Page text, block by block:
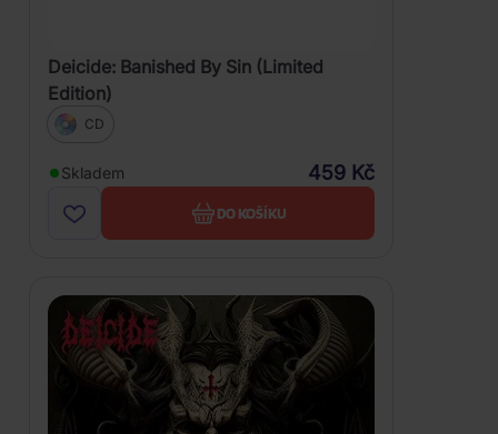
Deicide: Banished By Sin (Limited
Edition)
CD
Skladem 459 Kč
DO KOŠÍKU